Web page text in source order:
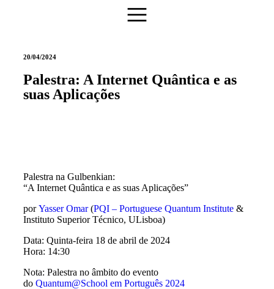
20/04/2024
Palestra: A Internet Quântica e as
suas Aplicações
Palestra na Gulbenkian:
“A Internet Quântica e as suas Aplicações”
porYasser Omar(PQI – Portuguese Quantum Institute &
Instituto Superior Técnico, ULisboa)
Data: Quinta-feira 18 de abril de 2024
Hora: 14:30
Nota: Palestra no âmbito do evento
do Quantum@School em Português 2024